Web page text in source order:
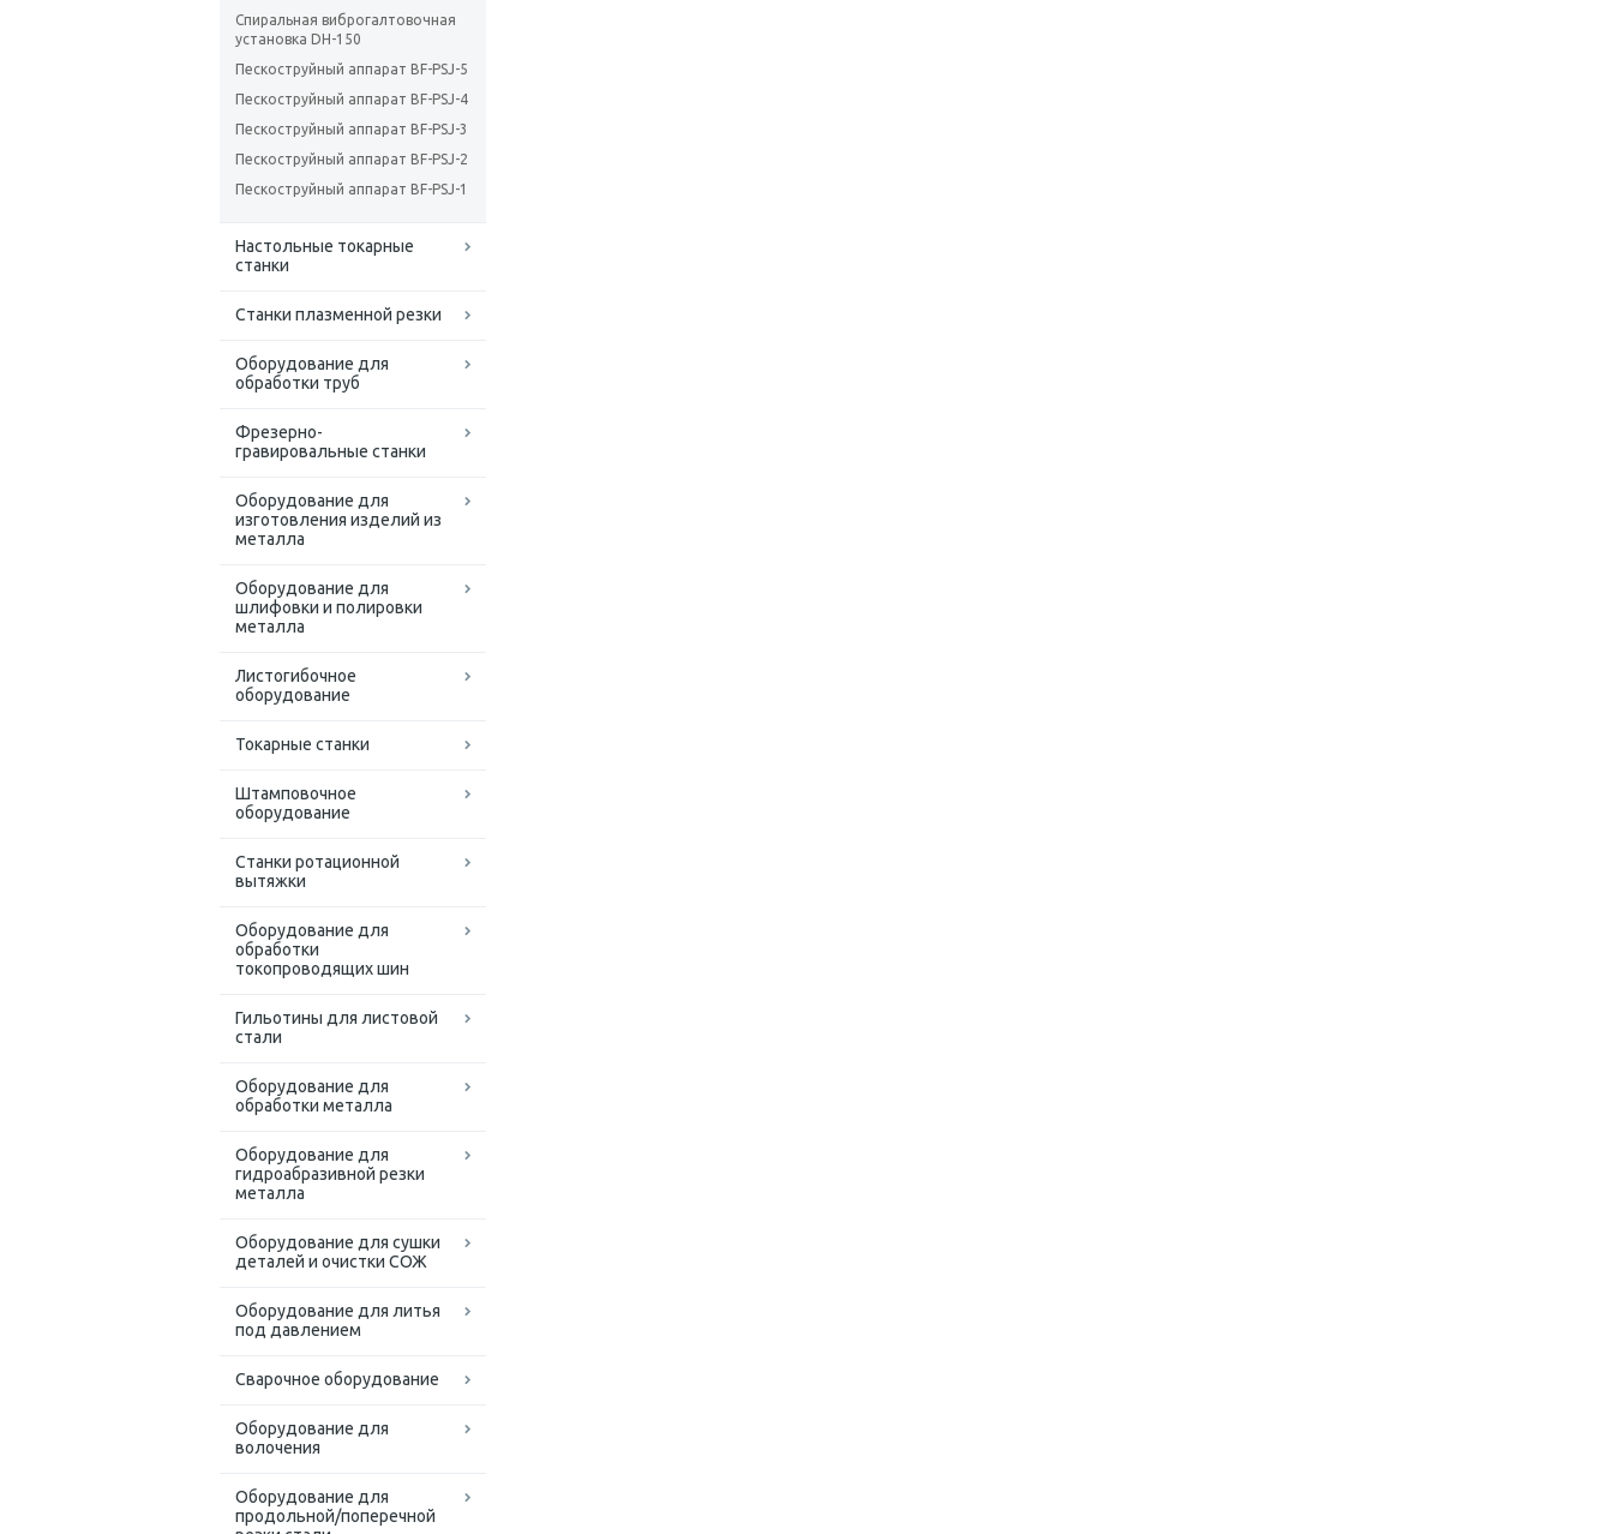
Спиральная виброгалтовочная
установка DH-150
Пескоструйный аппарат BF-PSJ-5
Пескоструйный аппарат BF-PSJ-4
Пескоструйный аппарат BF-PSJ-3
Пескоструйный аппарат BF-PSJ-2
Пескоструйный аппарат BF-PSJ-1
Настольные токарные
станки
Станки плазменной резки
Оборудование для
обработки труб
Фрезерно-
гравировальные станки
Оборудование для
изготовления изделий из
металла
Оборудование для
шлифовки и полировки
металла
Листогибочное
оборудование
Токарные станки
Штамповочное
оборудование
Станки ротационной
вытяжки
Оборудование для
обработки
токопроводящих шин
Гильотины для листовой
стали
Оборудование для
обработки металла
Оборудование для
гидроабразивной резки
металла
Оборудование для сушки
деталей и очистки СОЖ
Оборудование для литья
под давлением
Сварочное оборудование
Оборудование для
волочения
Оборудование для
продольной/поперечной